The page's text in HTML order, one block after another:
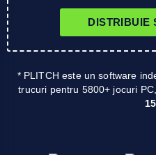
DISTRIBUIE
* PLITCH este un software
trucuri pentru 5800+ jocuri